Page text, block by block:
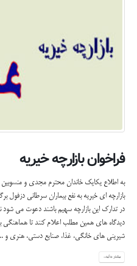
فراخوان بازارچه خیریه
به اطلاع یکایک خاندان محترم مجدی و
بازارچه ای خیریه به نفع بیماران سرطانی دزفول
دیدگاه های همین مطلب اعلام کنند تا هماهنگی
شیرینی های خانگی، غذا، صنایع دستی، هنری و
بیشتر بدانید...